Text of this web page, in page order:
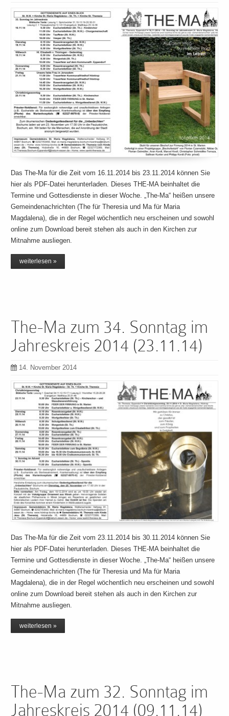
Das The-Ma für die Zeit vom 16.11.2014 bis 23.11.2014 können Sie
hier als PDF-Datei herunterladen. Dieses THE-MA beinhaltet die
Termine und Gottesdienste in dieser Woche. „The-Ma“ heißen unsere
Gemeindenachrichten (The für Theresia und Ma für Maria
Magdalena), die in der Regel wöchentlich neu erscheinen und sowohl
online zum Download bereit stehen als auch in den Kirchen zur
Mitnahme ausliegen.
weiterlesen »
The-Ma zum 34. Sonntag im
Jahreskreis 2014 (23.11.14)
14. November 2014
Das The-Ma für die Zeit vom 23.11.2014 bis 30.11.2014 können Sie
hier als PDF-Datei herunterladen. Dieses THE-MA beinhaltet die
Termine und Gottesdienste in dieser Woche. „The-Ma“ heißen unsere
Gemeindenachrichten (The für Theresia und Ma für Maria
Magdalena), die in der Regel wöchentlich neu erscheinen und sowohl
online zum Download bereit stehen als auch in den Kirchen zur
Mitnahme ausliegen.
weiterlesen »
The-Ma zum 32. Sonntag im
Jahreskreis 2014 (09.11.14)